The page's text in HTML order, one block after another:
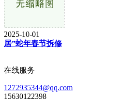
2025-10-01
居”蛇年春节拆修
在线服务
1272935344@qq.com
15630122398